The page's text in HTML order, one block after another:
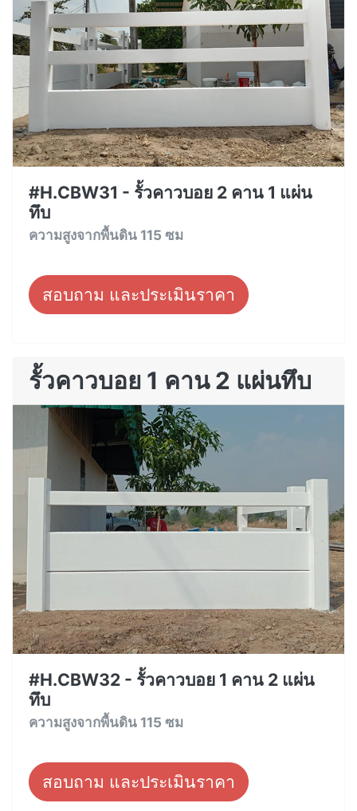
#H.CBW31 - รั้วคาวบอย 2 คาน 1 แผ่น
ทึบ
ความสูงจากพื้นดิน 115 ซม
สอบถาม และประเมินราคา
รั้วคาวบอย 1 คาน 2 แผ่นทึบ
#H.CBW32 - รั้วคาวบอย 1 คาน 2 แผ่น
ทึบ
ความสูงจากพื้นดิน 115 ซม
สอบถาม และประเมินราคา